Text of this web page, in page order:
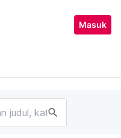
Masuk
search